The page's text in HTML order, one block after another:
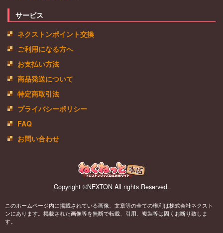
サービス
ネクストンポイント交換
ご利用になる方へ
お支払い方法
商品発送について
特定商取引法
プライバシーポリシー
FAQ
お問い合わせ
Copyright ©NEXTON All rights Reserved.
このホームページ内に掲載されている画像、文章等の全ての権利は株式会社ネクスト
ンにあります。掲載された画像等を無断で転載、引用、複製等は固くお断り致しま
す。